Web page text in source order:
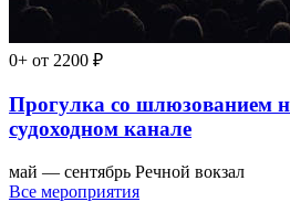
0+ от 2200 ₽
Прогулка со шлюзованием
судоходном канале
май — сентябрь Речной вокзал
Все мероприятия